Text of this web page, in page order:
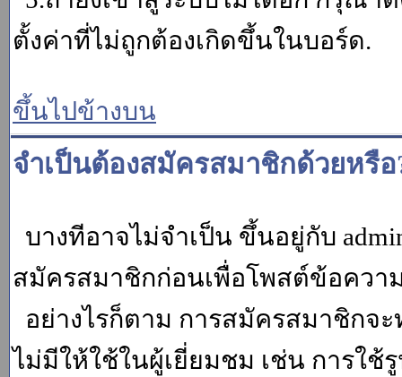
ตั้งค่าที่ไม่ถูกต้องเกิดขึ้นในบอร์ด.
ขึ้นไปข้างบน
จำเป็นต้องสมัครสมาชิกด้วยหรือ
บางทีอาจไม่จำเป็น ขึ้นอยู่กับ
สมัครสมาชิกก่อนเพื่อโพสต์ข้อควา
อย่างไรก็ตาม การสมัครสมาชิก
ไม่มีให้ใช้ในผู้เยี่ยมชม เช่น การใช้